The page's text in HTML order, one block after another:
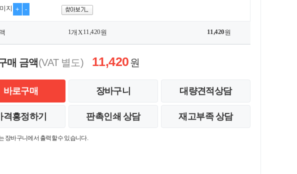
지 + -
1개 X11,420원 11,420원
매 금액(VAT 별도) 11,420원
바로구매 장바구니 대량견적상담
격흥정하기 판촉인쇄 상담 재고부족 상담
장바구니에서 출력할 수 있습니다.